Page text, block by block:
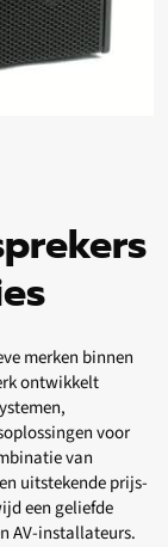
merken binnen
ontwikkelt
voor
van
uitstekende prijs-
een geliefde
AV-installateurs.